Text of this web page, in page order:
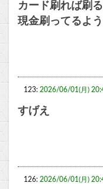
カード刷れば刷
現金刷ってるよ
123: 2026/06/01(月)
すげえ
126: 2026/06/01(月)